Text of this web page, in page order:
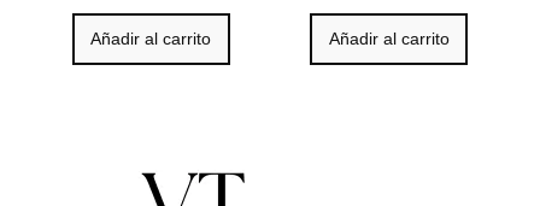
Añadir al carrito Añadir al carrito